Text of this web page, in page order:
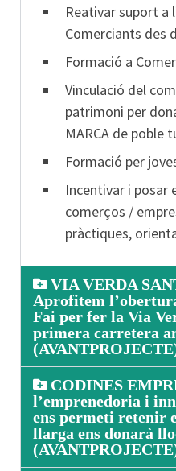
Reativar suport a
Comerciants des
Formació a
Vinculació del
patrimoni per
MARCA de poble
Formació per
Incentivar i posar
comerços /
pràctiques,
VIA VERDA
Aprofitem
Fai per fer la Via
primera carretera
CODINES
l’emprenedoria i
ens permeti retenir
llarga ens donarà